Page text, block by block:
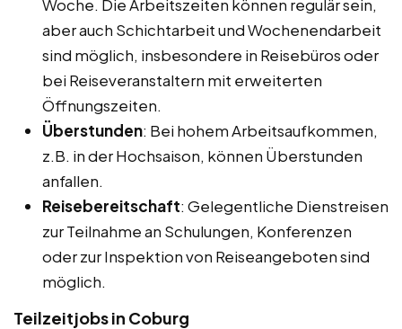
Woche. Die Arbeitszeiten können regulär sein,
aber auch Schichtarbeit und Wochenendarbeit
sind möglich, insbesondere in Reisebüros oder
bei Reiseveranstaltern mit erweiterten
Öffnungszeiten.
Überstunden: Bei hohem Arbeitsaufkommen,
z.B. in der Hochsaison, können Überstunden
anfallen.
Reisebereitschaft: Gelegentliche Dienstreisen
zur Teilnahme an Schulungen, Konferenzen
oder zur Inspektion von Reiseangeboten sind
möglich.
Teilzeitjobs in Coburg